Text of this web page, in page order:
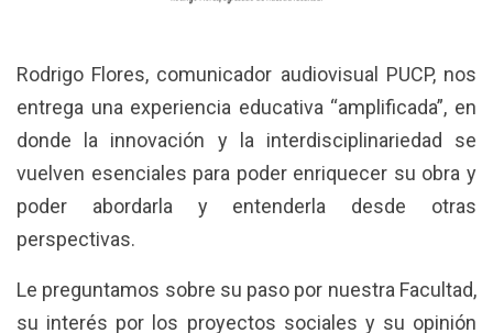
Rodrigo Flores, comunicador audiovisual PUCP, nos
entrega una experiencia educativa “amplificada”, en
donde la innovación y la interdisciplinariedad se
vuelven esenciales para poder enriquecer su obra y
poder abordarla y entenderla desde otras
perspectivas.
Le preguntamos sobre su paso por nuestra Facultad,
su interés por los proyectos sociales y su opinión